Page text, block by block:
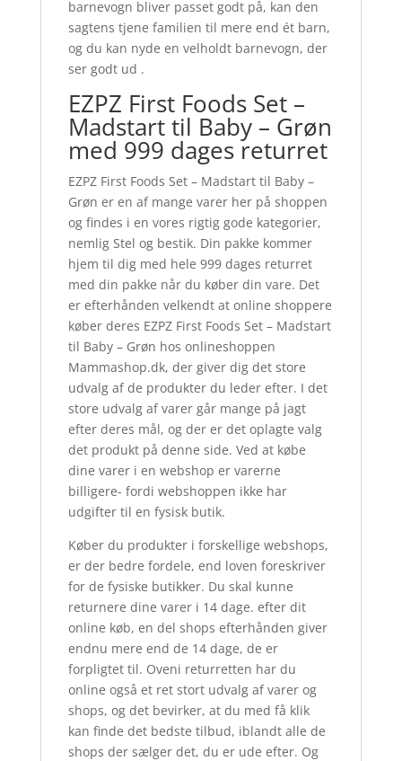
barnevogn bliver passet godt på, kan den
sagtens tjene familien til mere end ét barn,
og du kan nyde en velholdt barnevogn, der
ser godt ud .
EZPZ First Foods Set –
Madstart til Baby – Grøn
med 999 dages returret
EZPZ First Foods Set – Madstart til Baby –
Grøn er en af mange varer her på shoppen
og findes i en vores rigtig gode kategorier,
nemlig Stel og bestik. Din pakke kommer
hjem til dig med hele 999 dages returret
med din pakke når du køber din vare. Det
er efterhånden velkendt at online shoppere
køber deres EZPZ First Foods Set – Madstart
til Baby – Grøn hos onlineshoppen
Mammashop.dk, der giver dig det store
udvalg af de produkter du leder efter. I det
store udvalg af varer går mange på jagt
efter deres mål, og der er det oplagte valg
det produkt på denne side. Ved at købe
dine varer i en webshop er varerne
billigere- fordi webshoppen ikke har
udgifter til en fysisk butik.
Køber du produkter i forskellige webshops,
er der bedre fordele, end loven foreskriver
for de fysiske butikker. Du skal kunne
returnere dine varer i 14 dage. efter dit
online køb, en del shops efterhånden giver
endnu mere end de 14 dage, de er
forpligtet til. Oveni returretten har du
online også et ret stort udvalg af varer og
shops, og det bevirker, at du med få klik
kan finde det bedste tilbud, iblandt alle de
shops der sælger det, du er ude efter. Og